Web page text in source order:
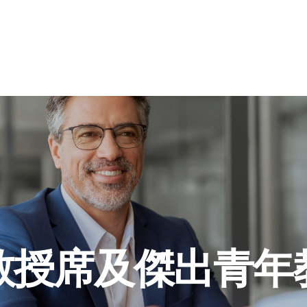
授席及傑出青年